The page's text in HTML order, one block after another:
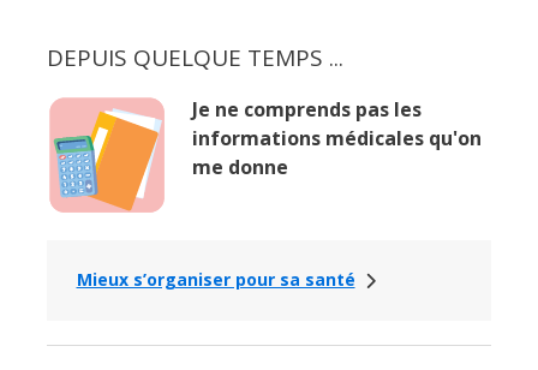
DEPUIS QUELQUE TEMPS ...
Je ne comprends pas les
informations médicales qu'on
me donne
Mieux s’organiser pour sa santé